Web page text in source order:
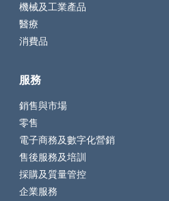
機械及工業產品
醫療
消費品
服務
銷售與市場
零售
電子商務及數字化營銷
售後服務及培訓
採購及質量管控
企業服務